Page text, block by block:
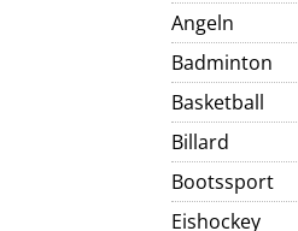
Angeln
Badminton
Basketball
Billard
Bootssport
Eishockey